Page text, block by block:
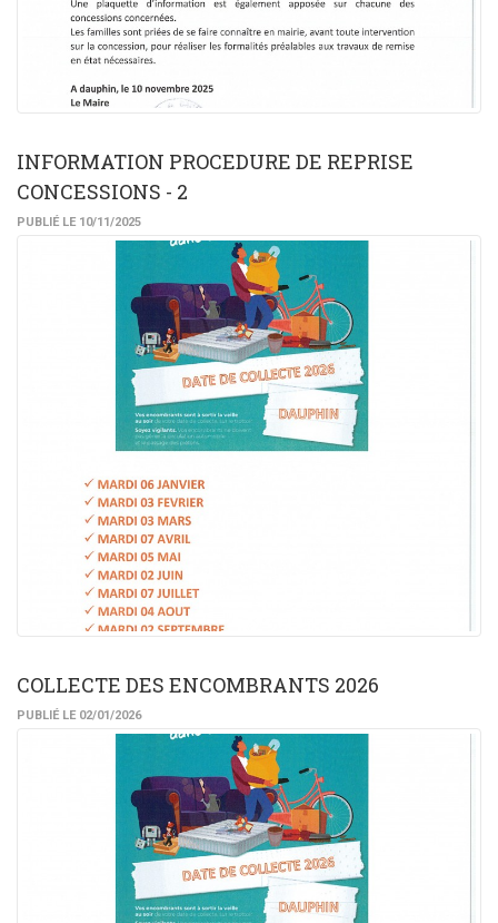
INFORMATION PROCEDURE DE REPRISE
CONCESSIONS - 2
PUBLIÉ LE 10/11/2025
COLLECTE DES ENCOMBRANTS 2026
PUBLIÉ LE 02/01/2026